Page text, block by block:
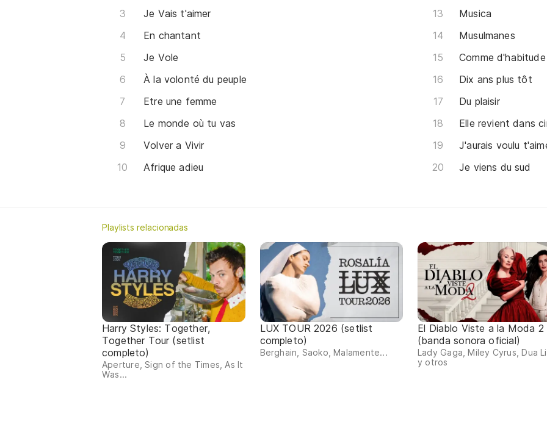
Je Vais t'aimer
En chantant
Je Vole
À la volonté du peuple
Etre une femme
Le monde où tu vas
Volver a Vivir
Afrique adieu
Musica
Musulmanes
Comme d'habitude
Dix ans plus tôt
Du plaisir
Elle revient dans
J'aurais voulu
Je viens du sud
Playlists relacionadas
Harry Styles: Together,
Together Tour (setlist
completo)
Aperture, Sign of the Times, As It
Was...
LUX TOUR 2026 (setlist
completo)
Berghain, Saoko, Malamente...
El Diablo Viste a la Moda 2
(banda sonora oficial)
Lady Gaga, Miley Cyrus, Dua
y otros